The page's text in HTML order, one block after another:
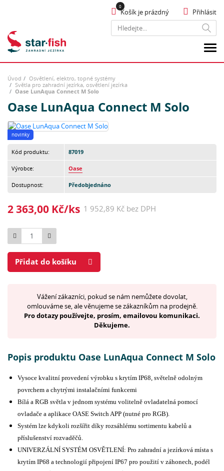
Hledat
Přihlásit
Košík je prázdný
Úvod
Osvětlení, elektro, topné systémy
Světla pro zahradní jezírka, osvětlení jezírka
Oase LunAqua Connect M Solo
Oase LunAqua Connect M Solo
novinky
Kód produktu: 87019
Výrobce: Oase
Dostupnost: Předobjednáno
2 363,00 Kč/ks 1 952,89 Kč bez DPH
Počet
Přidat do košíku
Vážení zákazníci, pokud se nám nemůžete dovolat,
omlouváme se, ale věnujeme se zákazníkům na prodejně.
Pro dotazy používejte, prosím, emailovou komunikaci.
Děkujeme.
Popis produktu Oase LunAqua Connect M Solo
Vysoce kvalitní provedení výrobku s krytím IP68, světelně odolným
povrchem a chytrými instalačními funkcemi
Bílá a RGB světla v jednom systému volitelně ovladatelná pomocí
ovladače a aplikace OASE Switch APP (nutné pro RGB).
Systém lze kdykoli rozšířit díky rozsáhlému sortimentu kabelů a
příslušenství rozvaděčů.
UNIVERZÁLNÍ SYSTÉM OSVĚTLENÍ: Pro zahradní a jezírková místa s
krytím IP68 a technologií připojení IP67 pro použití v záhonech, podél